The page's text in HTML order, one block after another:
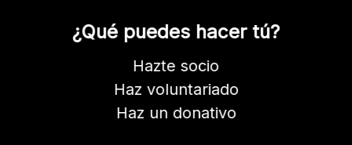
¿Qué puedes hacer tú?
Hazte socio
Haz voluntariado
Haz un donativo